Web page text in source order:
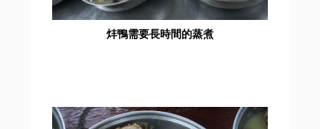
炐鴨需要長時間的蒸煮